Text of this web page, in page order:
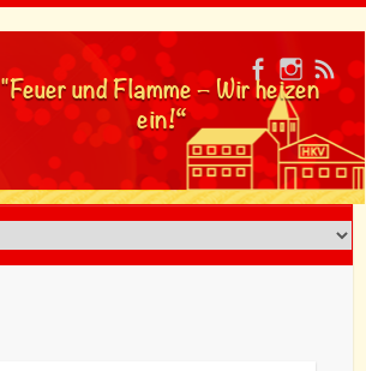
"Feuer und Flamme – Wir heizen
ein!“